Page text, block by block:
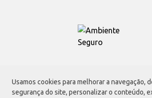
Usamos cookies para melhorar a navegação,
segurança do site, personalizar o conteúdo,
Atacadão S.A.
Avenida Morvan Dias de Figueiredo, 6169, Vila
02170-901 | CNPJ: 75.315.333/